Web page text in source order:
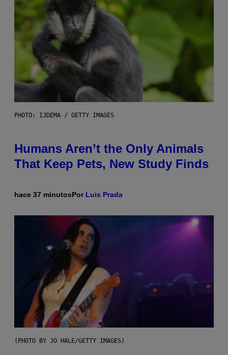
PHOTO: IJDEMA / GETTY IMAGES
Humans Aren’t the Only Animals
That Keep Pets, New Study Finds
hace 37 minutosPor Luis Prada
(PHOTO BY JO HALE/GETTY IMAGES)